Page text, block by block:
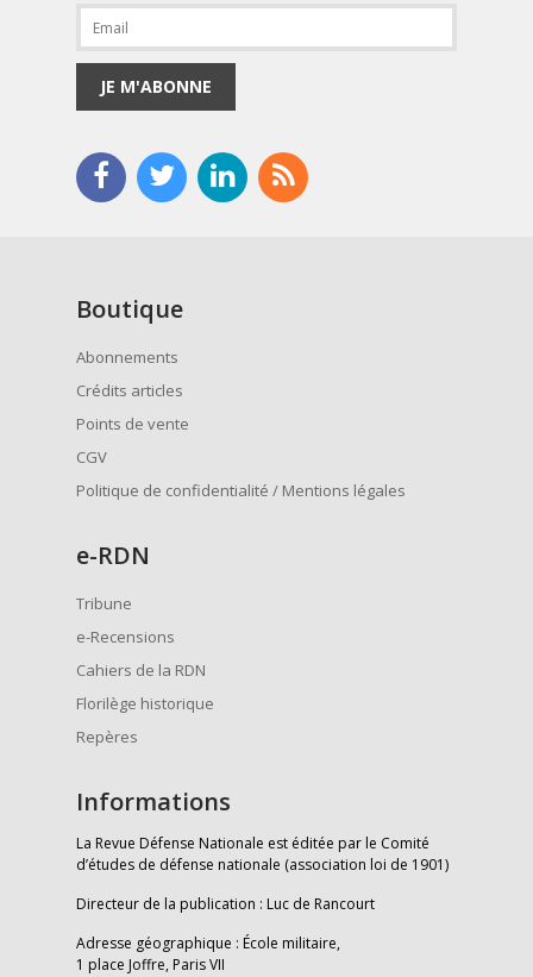
JE M'ABONNE
Boutique
Abonnements
Crédits articles
Points de vente
CGV
Politique de confidentialité / Mentions légales
e-RDN
Tribune
e-Recensions
Cahiers de la RDN
Florilège historique
Repères
Informations
La Revue Défense Nationale est éditée par le Comité
d’études de défense nationale (association loi de 1901)
Directeur de la publication : Luc de Rancourt
Adresse géographique : École militaire,
1 place Joffre, Paris VII